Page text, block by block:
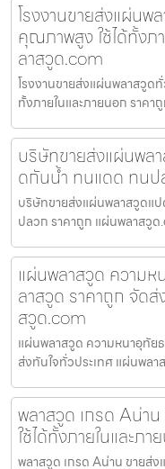
โรงงานขายส่งแผ่นพ
คุณภาพสูง ใช้ได้ทั้งภ
ลาสวูด.com
โรงงานขายส่งแผ่นพลาสวูด
ทั้งภายในและภายนอก ราค
บริษัทขายส่งแผ่นพล
ดกันน้ำ ทนแดด ทนป
บริษัทขายส่งแผ่นพลาสวูดแ
ปลวก ราคาถูก แผ่นพลาสวู
แผ่นพลาสวูด ความห
ลาสวูด ราคาถูก จัดส่
สวูด.com
แผ่นพลาสวูด ความหนาอุทัย
ส่งทันใจทั่วประเทศ แผ่นพล
พลาสวูด เกรด Aน่า
ใช้ได้ทั้งภายในและภ
พลาสวูด เกรด Aน่าน ขายส่